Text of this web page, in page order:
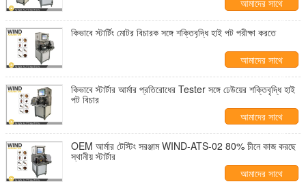
আমাদের সাথে
যোগাযোগ করুন
কিভাবে স্টার্টিং মোটর বিচারক সঙ্গে শক্তিবৃদ্ধি হাই পট পরীক্ষা করতে
আমাদের সাথে
যোগাযোগ করুন
কিভাবে স্টার্টার আর্মার প্রতিরোধের Tester সঙ্গে ঢেউয়ের শক্তিবৃদ্ধি হাই
পট বিচার
আমাদের সাথে
যোগাযোগ করুন
OEM আর্মার টেস্টিং সরঞ্জাম WIND-ATS-02 80% চীনে কাজ করছে
স্থানীয় স্টার্টার
আমাদের সাথে